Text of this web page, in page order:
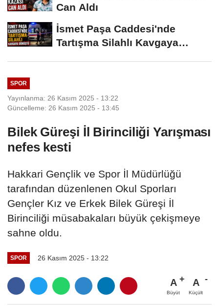
Can Aldı
İsmet Paşa Caddesi'nde
Tartışma Silahlı Kavgaya
SPOR
Yayınlanma: 26 Kasım 2025 - 13:22
Güncelleme: 26 Kasım 2025 - 13:45
Bilek Güreşi İl Birinciliği Yarışması
nefes kesti
Hakkari Gençlik ve Spor İl Müdürlüğü
tarafından düzenlenen Okul Sporları
Gençler Kız ve Erkek Bilek Güreşi İl
Birinciliği müsabakaları büyük çekişmeye
sahne oldu.
SPOR 26 Kasım 2025 - 13:22
A
Büyüt
A
Küçült